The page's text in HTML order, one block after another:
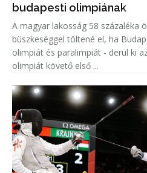
budapesti olimpiának
A magyar lakosság 58 százaléka
büszkeséggel töltené el, ha
olimpiát és paralimpiát - derül ki
olimpiát követő első ...